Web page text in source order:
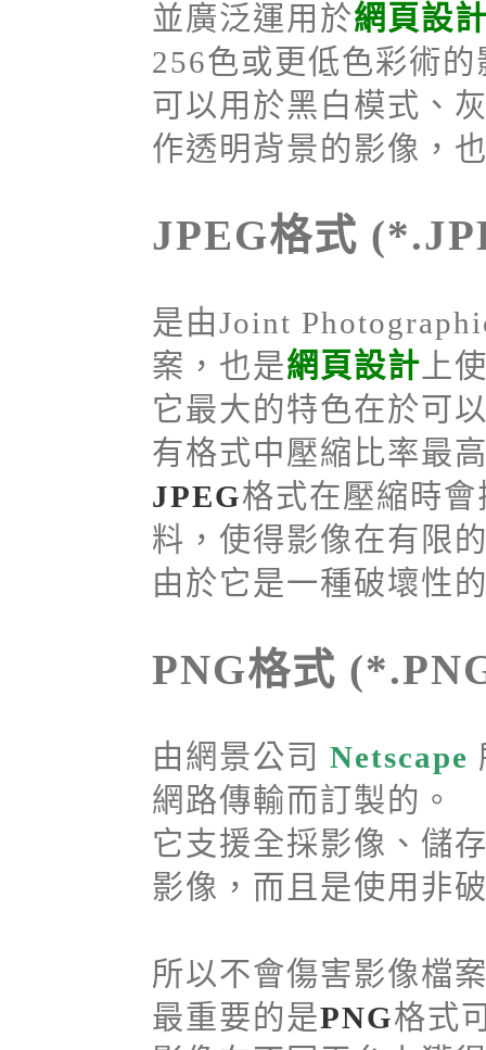
並廣泛運用於網頁設
256色或更低色彩術
可以用於黑白模式、
作透明背景的影像，
JPEG格式
是由Joint
案，也是網頁設計 上
它最大的特色在於可
有格式中壓縮比率最
JPEG格式在壓縮時
料，使得影像在有限
由於它是一種破壞性
PNG格式
由網景公司 Netscape
網路傳輸而訂製的。
它支援全採影像、儲
影像，而且是使用非
所以不會傷害影像檔
最重要的是PNG格式